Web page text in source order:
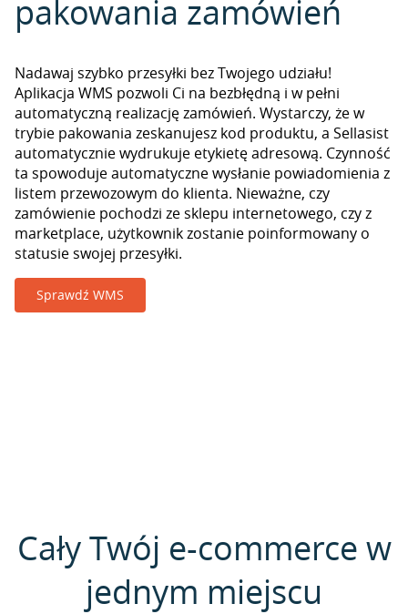
pakowania zamówień
Nadawaj szybko przesyłki bez Twojego udziału!
Aplikacja WMS pozwoli Ci na bezbłędną i w pełni
automatyczną realizację zamówień. Wystarczy, że w
trybie pakowania zeskanujesz kod produktu, a Sellasist
automatycznie wydrukuje etykietę adresową. Czynność
ta spowoduje automatyczne wysłanie powiadomienia z
listem przewozowym do klienta. Nieważne, czy
zamówienie pochodzi ze sklepu internetowego, czy z
marketplace, użytkownik zostanie poinformowany o
statusie swojej przesyłki.
Sprawdź WMS
Cały Twój e-commerce w
jednym miejscu